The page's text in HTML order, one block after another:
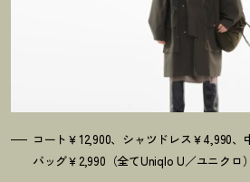
コート￥12,900、シャツドレス￥4,990、
バッグ￥2,990（全てUniqlo U／ユニクロ）